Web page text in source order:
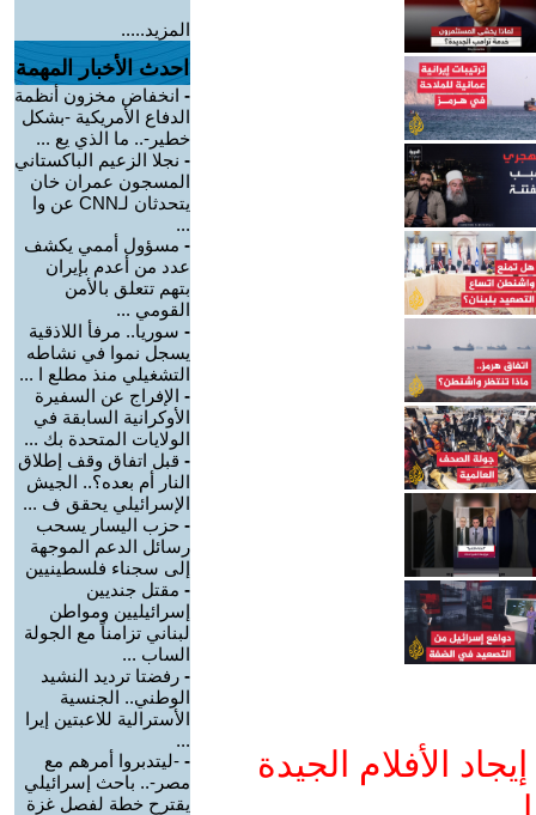
الأفلام الجيدة
المزيد.....
احدث الأخبار المهمة
- انخفاض مخزون أنظمة
الدفاع الأمريكية -بشكل
خطير-.. ما الذي يع ...
- نجلا الزعيم الباكستاني
المسجون عمران خان
يتحدثان لـCNN عن وا
...
- مسؤول أممي يكشف
عدد من أعدم بإيران
بتهم تتعلق بالأمن
القومي ...
- سوريا.. مرفأ اللاذقية
يسجل نموا في نشاطه
التشغيلي منذ مطلع ا ...
- الإفراج عن السفيرة
الأوكرانية السابقة في
الولايات المتحدة بك ...
- قبل اتفاق وقف إطلاق
النار أم بعده؟.. الجيش
الإسرائيلي يحقق ف ...
- حزب اليسار يسحب
رسائل الدعم الموجهة
إلى سجناء فلسطينيين
- مقتل جنديين
إسرائيليين ومواطن
لبناني تزامناً مع الجولة
الساب ...
- رفضتا ترديد النشيد
الوطني.. الجنسية
الأسترالية للاعبتين إيرا
...
- -ليتدبروا أمرهم مع
مصر-.. باحث إسرائيلي
يقترح خطة لفصل غزة